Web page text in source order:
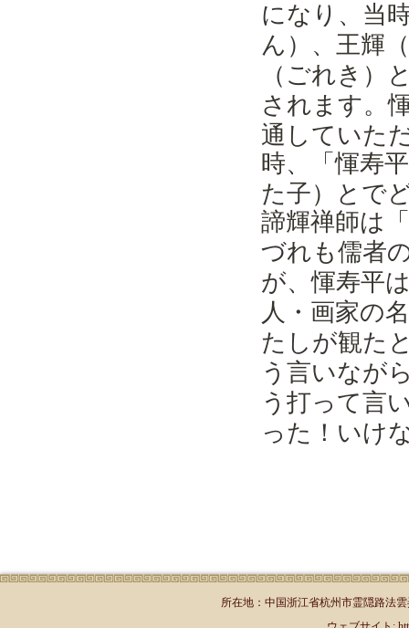
になり、当
ん ）、王輝（
（ ごれき ）
されます。
通していた
時、「惲寿
た子）とで
諦輝禅師は「
づれも儒者
が、惲寿平
人・画家の
たしが観た
う言いなが
う打って 言
った！いけ
所在地：中国浙江省杭州市霊隠路法